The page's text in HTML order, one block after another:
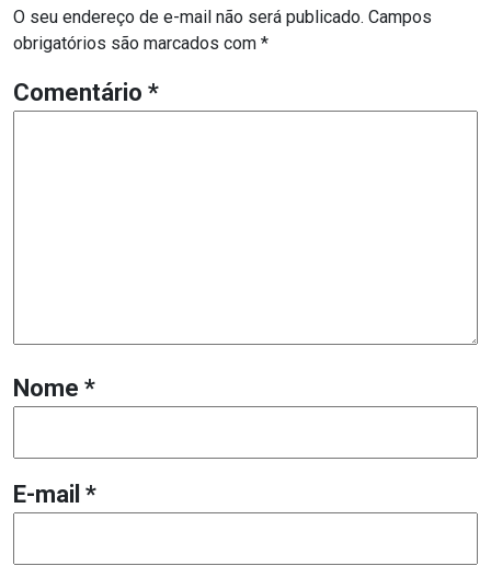
O seu endereço de e-mail não será publicado. Campos
obrigatórios são marcados com *
Comentário *
Nome *
E-mail *